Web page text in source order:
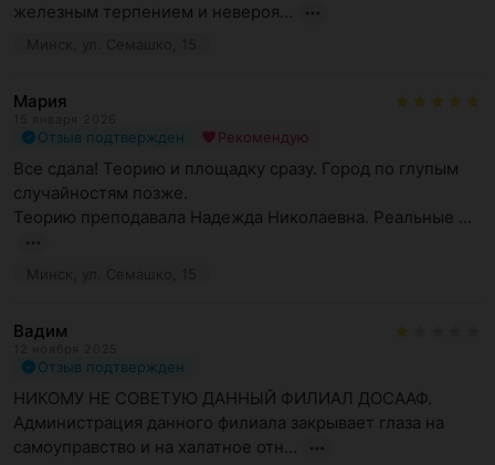
железным терпением и невероя...
Мария
Отзыв подтвержден Рекомендую
Все сдала! Теорию и площадку сразу. Город по глупым
случайностям позже.
Теорию преподавала Надежда Николаевна. Реальные ...
Вадим
Отзыв подтвержден
НИКОМУ НЕ СОВЕТУЮ ДАННЫЙ ФИЛИАЛ ДОСААФ.
Администрация данного филиала закрывает глаза на
самоуправство и на халатное отн...